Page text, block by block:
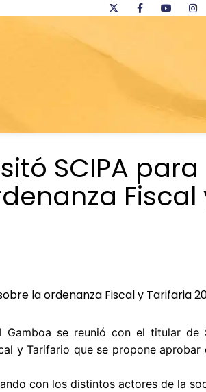
SCIPA para
Fiscal
Gamboa se reunió con el titular de
y Tarifario que se propone aprobar
con los distintos actores de la